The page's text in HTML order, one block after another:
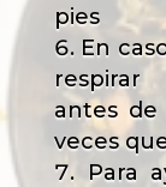
pies
En
respirar
antes de
veces
Para